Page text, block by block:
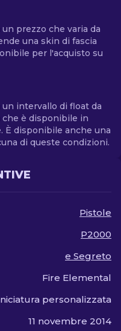
prezzo che varia da
una skin di fascia
per l'acquisto su
intervallo di float da
che è disponibile in
disponibile anche una
di queste condizioni.
Pistole
P2000
e Segreto
Fire Elemental
personalizzata
11 novembre 2014